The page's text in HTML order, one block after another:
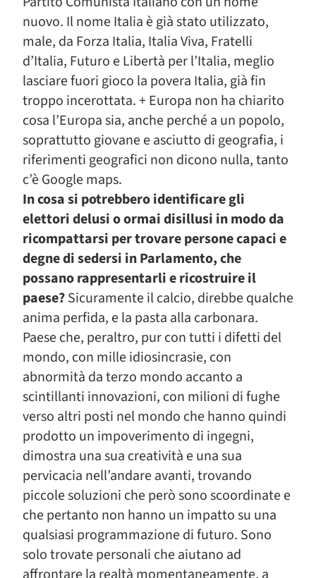
nuovo. Il nome Italia è già stato utilizzato,
male, da Forza Italia, Italia Viva, Fratelli
d’Italia, Futuro e Libertà per l’Italia, meglio
lasciare fuori gioco la povera Italia, già fin
troppo incerottata. + Europa non ha chiarito
cosa l’Europa sia, anche perché a un popolo,
soprattutto giovane e asciutto di geografia, i
riferimenti geografici non dicono nulla, tanto
c’è Google maps.
In cosa si potrebbero identificare gli
elettori delusi o ormai disillusi in modo da
ricompattarsi per trovare persone capaci e
degne di sedersi in Parlamento, che
possano rappresentarli e ricostruire il
paese?Sicuramente il calcio, direbbe qualche
anima perfida, e la pasta alla carbonara.
Paese che, peraltro, pur con tutti i difetti del
mondo, con mille idiosincrasie, con
abnormità da terzo mondo accanto a
scintillanti innovazioni, con milioni di fughe
verso altri posti nel mondo che hanno quindi
prodotto un impoverimento di ingegni,
dimostra una sua creatività e una sua
pervicacia nell’andare avanti, trovando
piccole soluzioni che però sono scoordinate e
che pertanto non hanno un impatto su una
qualsiasi programmazione di futuro. Sono
solo trovate personali che aiutano ad